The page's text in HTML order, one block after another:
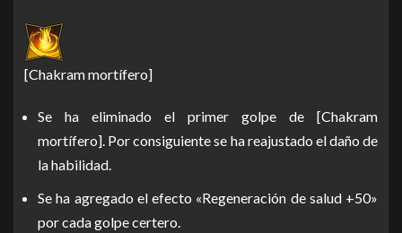
[Chakram mortífero]
Se ha eliminado el primer golpe de [Chakram
mortífero]. Por consiguiente se ha reajustado el daño de
la habilidad.
Se ha agregado el efecto «Regeneración de salud +50»
por cada golpe certero.